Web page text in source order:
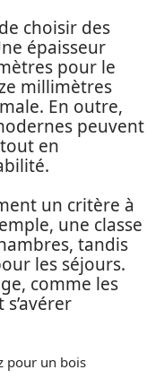
choisir des
épaisseur
pour le
millimètres
En outre,
peuvent
en
un critère à
une classe
tandis
les séjours.
comme les
pour un bois